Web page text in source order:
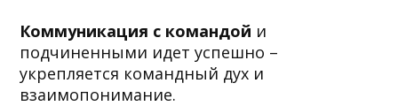
Коммуникация с командой и
подчиненными идет успешно –
укрепляется командный дух и
взаимопонимание.